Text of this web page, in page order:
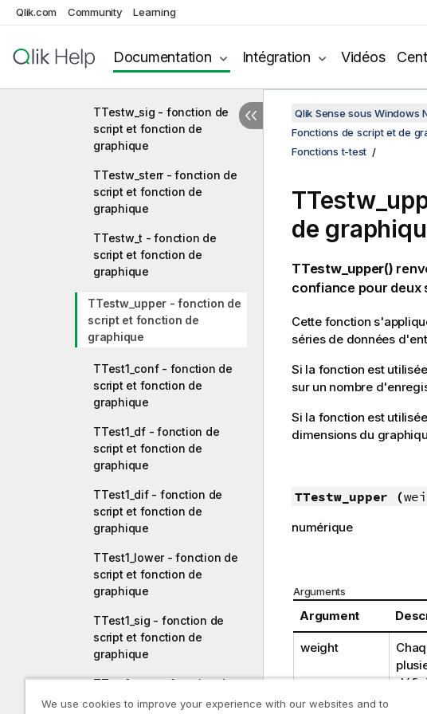
Qlik.com Community Learning
Documentation Intégration Vidéos
graphique
TTestw_lower - fonction de
script et fonction de
TTestw_sig - fonction de
script et fonction de
graphique
TTestw_sterr - fonction de
script et fonction de
graphique
TTestw_t - fonction de
script et fonction de
graphique
TTestw_upper - fonction de
script et fonction de
graphique
TTest1_conf - fonction de
script et fonction de
graphique
TTest1_df - fonction de
script et fonction de
graphique
TTest1_dif - fonction de
script et fonction de
graphique
TTest1_lower - fonction de
script et fonction de
graphique
TTest1_sig - fonction de
script et fonction de
graphique
TTest1_sterr - fonction de
script et fonction de
Qlik Sense sous Windows
Fonctions de script et de
Fonctions t-test
de
TTestw_upper()
confiance pour deux
Cette fonction
séries de données
Si la fonction est
sur un nombre
Si la fonction est
dimensions du
TTestw_upper (
numérique
Arguments
Argument
weight
We use cookies to improve your experience with our websites and to